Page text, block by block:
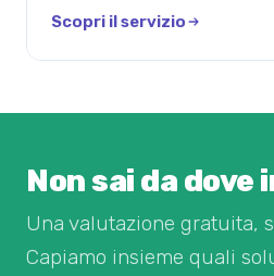
Scopri il servizio
Non sai da dove
Una valutazione gratuita,
Capiamo insieme quali